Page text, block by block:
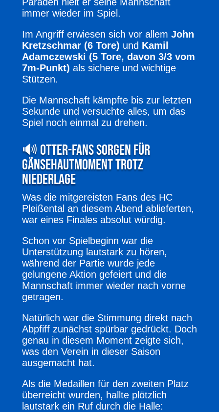
immer wieder im Spiel.
Im Angriff erwiesen sich vor allem John
Kretzschmar (6 Tore) und Kamil
Adamczewski (5 Tore, davon 3/3 vom
7m-Punkt) als sichere und wichtige
Stützen.
Die Mannschaft kämpfte bis zur letzten
Sekunde und versuchte alles, um das
Spiel noch einmal zu drehen.
🔊 Otter-Fans sorgen für
Gänsehautmoment trotz
Niederlage
Was die mitgereisten Fans des HC
Pleißental an diesem Abend ablieferten,
war eines Finales absolut würdig.
Schon vor Spielbeginn war die
Unterstützung lautstark zu hören,
während der Partie wurde jede
gelungene Aktion gefeiert und die
Mannschaft immer wieder nach vorne
getragen.
Natürlich war die Stimmung direkt nach
Abpfiff zunächst spürbar gedrückt. Doch
genau in diesem Moment zeigte sich,
was den Verein in dieser Saison
ausgemacht hat.
Als die Medaillen für den zweiten Platz
überreicht wurden, hallte plötzlich
lautstark ein Ruf durch die Halle: